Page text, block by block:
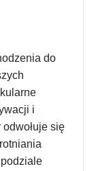
do
i
się